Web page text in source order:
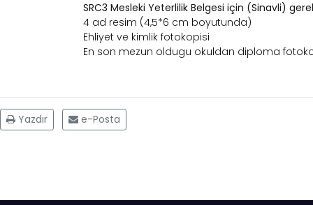
SRC3 Mesleki Yeterlilik Belgesi için (Sinavli)
4 ad resim (4,5*6 cm boyutunda)
Ehliyet ve kimlik fotokopisi
En son mezun oldugu okuldan diploma
Yazdır e-Posta